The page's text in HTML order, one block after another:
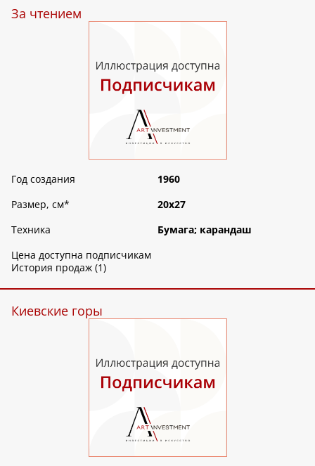
За чтением
Год создания
1960
Размер, см*
20х27
Техника
Бумага; карандаш
Цена доступна подписчикам
История продаж (1)
Киевские горы